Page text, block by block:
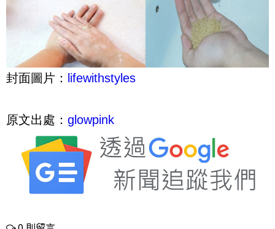
封面圖片： lifewithstyles
原文出處： glowpink